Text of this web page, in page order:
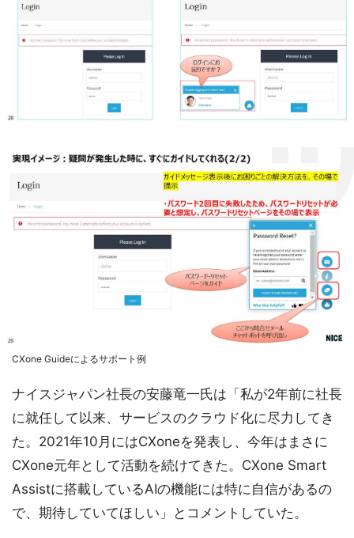
CXone Guideによるサポート例
ナイスジャパン社長の安藤竜一氏は「私が2年前に社長
に就任して以来、サービスのクラウド化に尽力してき
た。2021年10月にはCXoneを発表し、今年はまさに
CXone元年として活動を続けてきた。CXone Smart
Assistに搭載しているAIの機能には特に自信があるの
で、期待していてほしい」とコメントしていた。